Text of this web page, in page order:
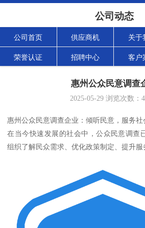
公司动态
公司首页 供应商机 关于
荣誉认证 招聘中心 客户
惠州公众民意调查
2025-05-29浏览次数：
惠州公众民意调查企业：倾听民意，服务社
在当今快速发展的社会中，公众民意调查
组织了解民众需求、优化政策制定、提升服